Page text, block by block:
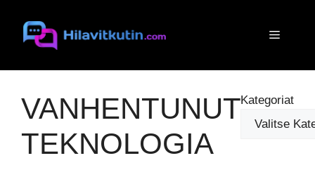
sisältöön
Valikko
VANHENTUNUT
TEKNOLOGIA
Kategoriat